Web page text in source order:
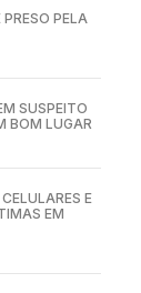
PELA
SUSPEITO
BOM LUGAR
E
EM